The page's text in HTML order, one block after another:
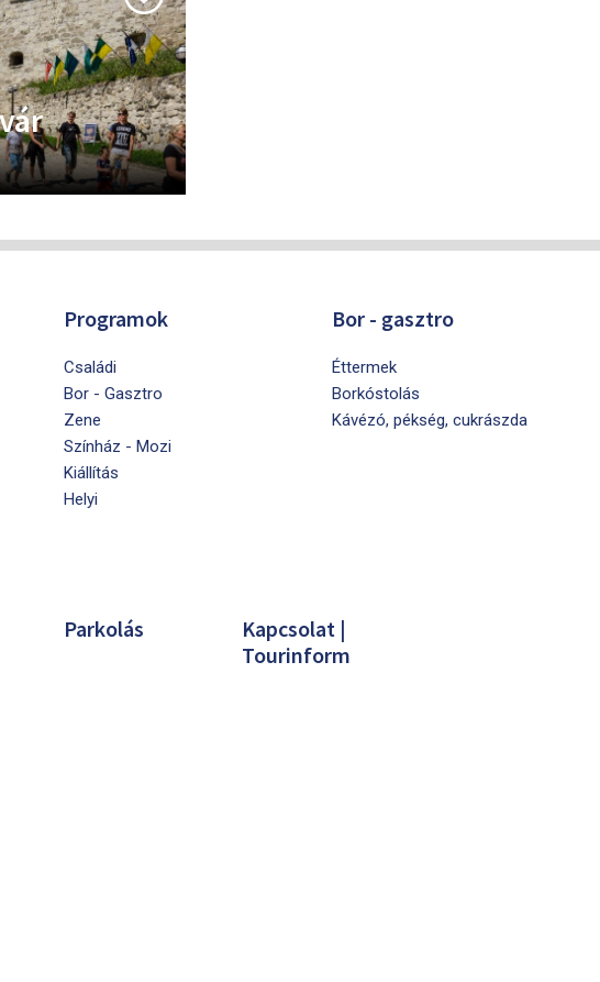
Programok
Családi
Bor - Gasztro
Zene
Színház - Mozi
Kiállítás
Helyi
Bor - gasztro
Éttermek
Borkóstolás
Kávézó, pékség, cukrászda
Parkolás
Kapcsolat |
Tourinform